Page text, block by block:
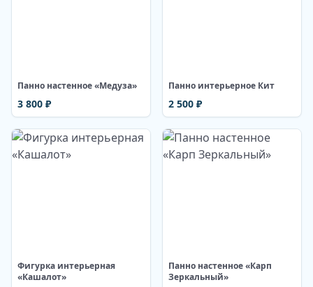
Панно настенное «Медуза»
3 800 ₽
Панно интерьерное Кит
2 500 ₽
Фигурка интерьерная
«Кашалот»
Панно настенное «Карп
Зеркальный»